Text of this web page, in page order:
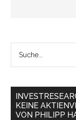
KEINE
VON PHILIPP